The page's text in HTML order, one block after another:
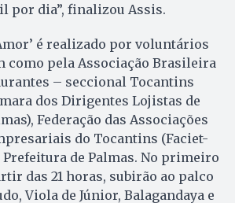
por dia”, finalizou Assis.
é realizado por voluntários
como pela Associação Brasileira
– seccional Tocantins
dos Dirigentes Lojistas de
Federação das Associações
do Tocantins (Faciet-
Prefeitura de Palmas. No primeiro
das 21 horas, subirão ao palco
Viola de Júnior, Balagandaya e